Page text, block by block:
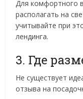
Для комфортного
располагать на
учитывайте при
лендинга.
3. Где
Не существует
отзыва на